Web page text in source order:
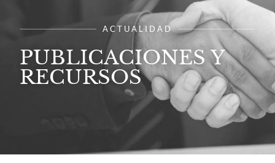
ACTUALIDAD
PUBLICACIONES Y
RECURSOS